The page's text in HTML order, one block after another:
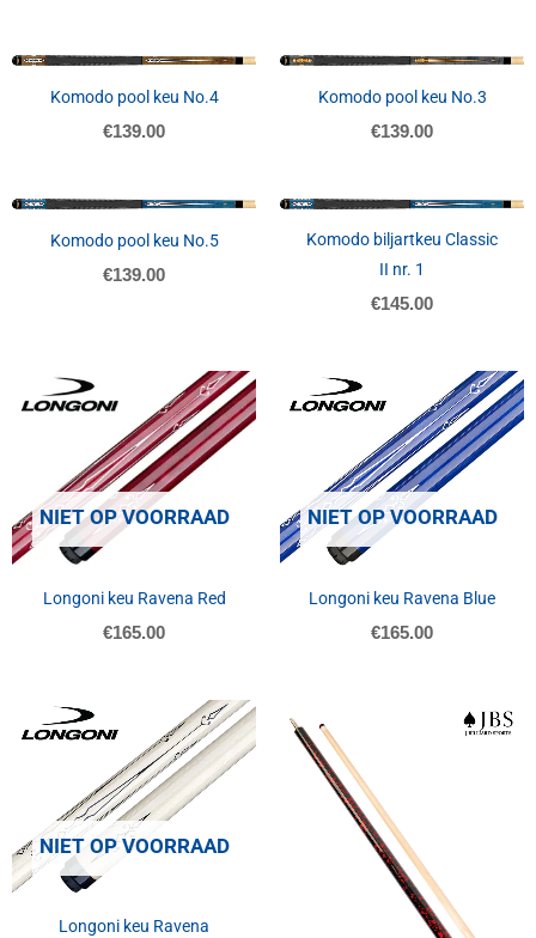
Komodo pool keu No.4
€139.00
Komodo pool keu No.3
€139.00
Komodo pool keu No.5
€139.00
Komodo biljartkeu Classic
II nr. 1
€145.00
NIET OP VOORRAAD
Longoni keu Ravena Red
€165.00
NIET OP VOORRAAD
Longoni keu Ravena Blue
€165.00
NIET OP VOORRAAD
Longoni keu Ravena